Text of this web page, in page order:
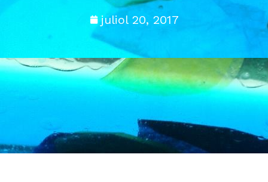
juliol 20, 2017